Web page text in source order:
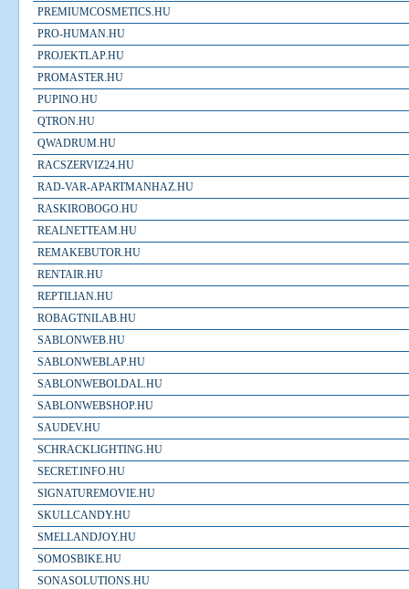
PREMIUMCOSMETICS.HU
PRO-HUMAN.HU
PROJEKTLAP.HU
PROMASTER.HU
PUPINO.HU
QTRON.HU
QWADRUM.HU
RACSZERVIZ24.HU
RAD-VAR-APARTMANHAZ.HU
RASKIROBOGO.HU
REALNETTEAM.HU
REMAKEBUTOR.HU
RENTAIR.HU
REPTILIAN.HU
ROBAGTNILAB.HU
SABLONWEB.HU
SABLONWEBLAP.HU
SABLONWEBOLDAL.HU
SABLONWEBSHOP.HU
SAUDEV.HU
SCHRACKLIGHTING.HU
SECRET.INFO.HU
SIGNATUREMOVIE.HU
SKULLCANDY.HU
SMELLANDJOY.HU
SOMOSBIKE.HU
SONASOLUTIONS.HU